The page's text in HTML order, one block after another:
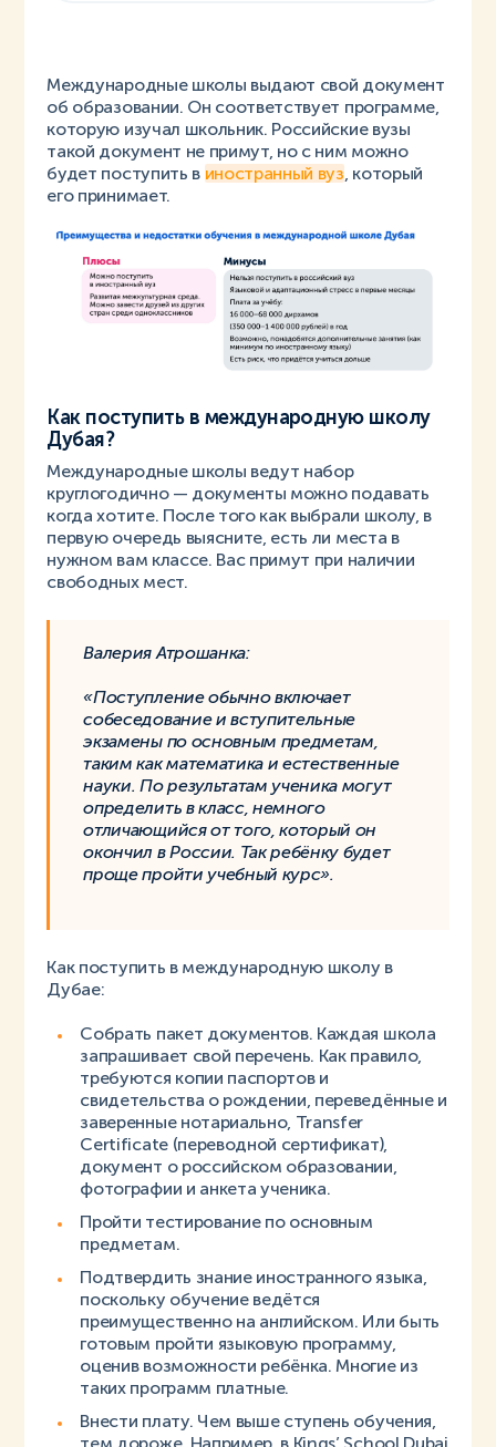
Международные школы выдают свой документ
об образовании. Он соответствует программе,
которую изучал школьник. Российские вузы
такой документ не примут, но с ним можно
будет поступить в иностранный вуз , который
его принимает.
Как поступить в международную школу
Дубая?
Международные школы ведут набор
круглогодично — документы можно подавать
когда хотите. После того как выбрали школу, в
первую очередь выясните, есть ли места в
нужном вам классе. Вас примут при наличии
свободных мест.
Валерия Атрошанка:
«Поступление обычно включает
собеседование и вступительные
экзамены по основным предметам,
таким как математика и естественные
науки. По результатам ученика могут
определить в класс, немного
отличающийся от того, который он
окончил в России. Так ребёнку будет
проще пройти учебный курс».
Как поступить в международную школу в
Дубае:
Собрать пакет документов. Каждая школа
запрашивает свой перечень. Как правило,
требуются копии паспортов и
свидетельства о рождении, переведённые и
заверенные нотариально, Transfer
Certificate (переводной сертификат),
документ о российском образовании,
фотографии и анкета ученика.
Пройти тестирование по основным
предметам.
Подтвердить знание иностранного языка,
поскольку обучение ведётся
преимущественно на английском. Или быть
готовым пройти языковую программу,
оценив возможности ребёнка. Многие из
таких программ платные.
Внести плату. Чем выше ступень обучения,
тем дороже. Например, в Kings’ School Dubai